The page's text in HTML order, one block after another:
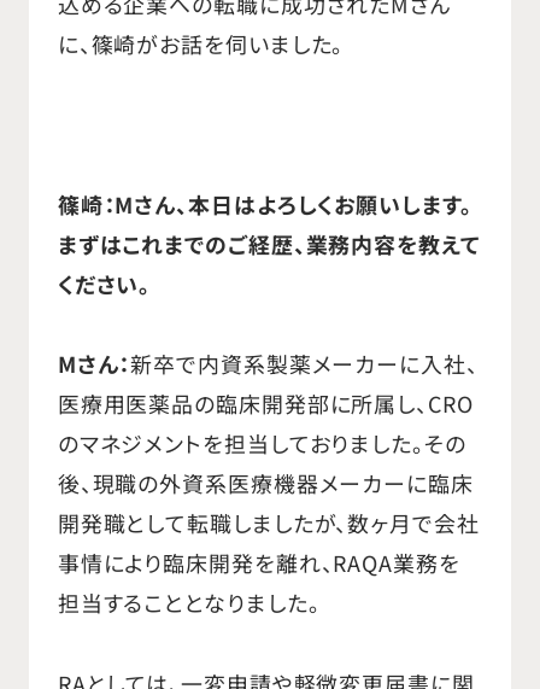
年強で100億円以上への成長に貢献
しました。同社では、2011年に営業成
長としてマーケットシェア拡大、組織
強化を図りました。 2022年からは東
日本営業統括部長として、営業販売
ージャ・リーダーの育成、マーケティン
グ協働による中長期Visionの確立、
KOL向けアクション実行、人事評価シ
ステムの確立、パートナーシップ企業
及び代理店の販売戦略立案・実行等
を経て、2023年に同社を退社し、現在
に至ります。
に、篠崎がお話を伺いました。
篠崎：Mさん、本日はよろしくお願いします。
まずはこれまでのご経歴、業務内容を教えて
ください。
Mさん：新卒で内資系製薬メーカーに入社、
医療用医薬品の臨床開発部に所属し、CRO
のマネジメントを担当しておりました。その
後、現職の外資系医療機器メーカーに臨床
開発職として転職しましたが、数ヶ月で会社
事情により臨床開発を離れ、RAQA業務を
担当することとなりました。